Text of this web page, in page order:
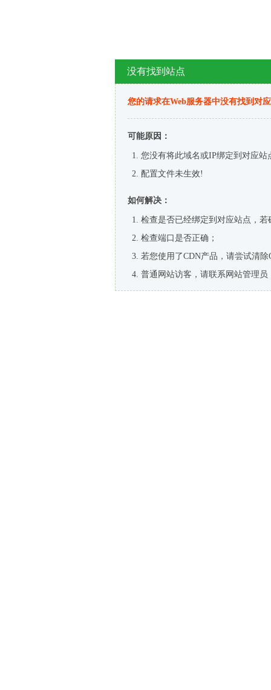
没有找到站点
您的请求在Web服务器中没有找到对
可能原因：
您没有将此域名或IP绑定到对应站
配置文件未生效!
如何解决：
检查是否已经绑定到对应站点，
检查端口是否正确；
若您使用了CDN产品，请尝试清除
普通网站访客，请联系网站管理员